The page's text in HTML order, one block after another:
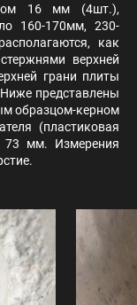
16 мм (4шт.),
160-170мм, 230-
как
верхней
грани плиты
представлены
образцом-керном
(пластиковая
73 мм. Измерения